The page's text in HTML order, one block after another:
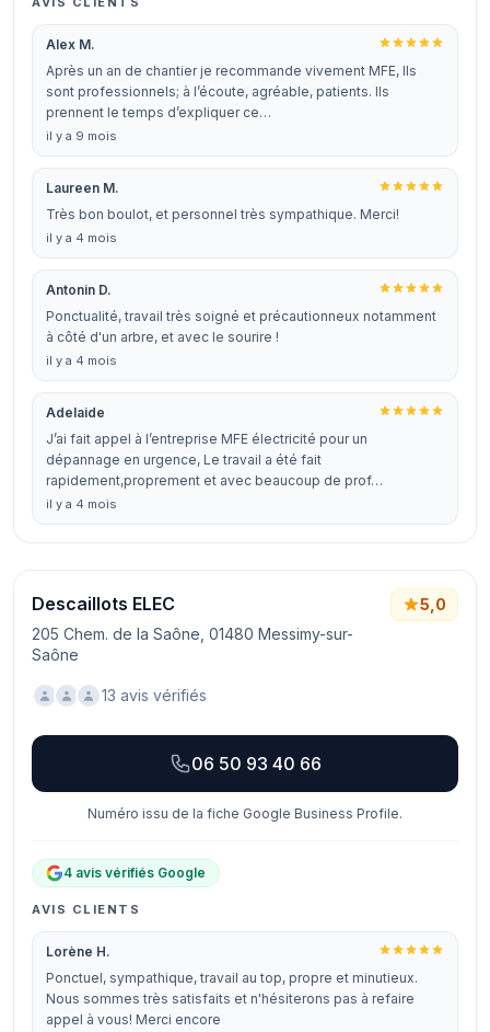
Alex M.
Après un an de chantier je recommande vivement MFE, Ils
sont professionnels; à l’écoute, agréable, patients. Ils
prennent le temps d’expliquer ce…
il y a 9 mois
Laureen M.
Très bon boulot, et personnel très sympathique. Merci!
il y a 4 mois
Antonin D.
Ponctualité, travail très soigné et précautionneux notamment
à côté d'un arbre, et avec le sourire !
il y a 4 mois
Adelaide
J’ai fait appel à l’entreprise MFE électricité pour un
dépannage en urgence, Le travail a été fait
rapidement,proprement et avec beaucoup de prof…
il y a 4 mois
Descaillots ELEC
205 Chem. de la Saône, 01480 Messimy-sur-
Saône
5,0
13 avis vérifiés
06 50 93 40 66
Numéro issu de la fiche Google Business Profile.
4 avis vérifiés Google
AVIS CLIENTS
Lorène H.
Ponctuel, sympathique, travail au top, propre et minutieux.
Nous sommes très satisfaits et n'hésiterons pas à refaire
appel à vous! Merci encore